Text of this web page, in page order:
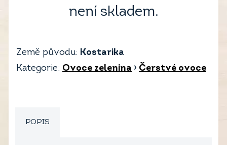
není skladem.
Země původu: Kostarika
Kategorie: Ovoce zelenina › Čerstvé ovoce
POPIS